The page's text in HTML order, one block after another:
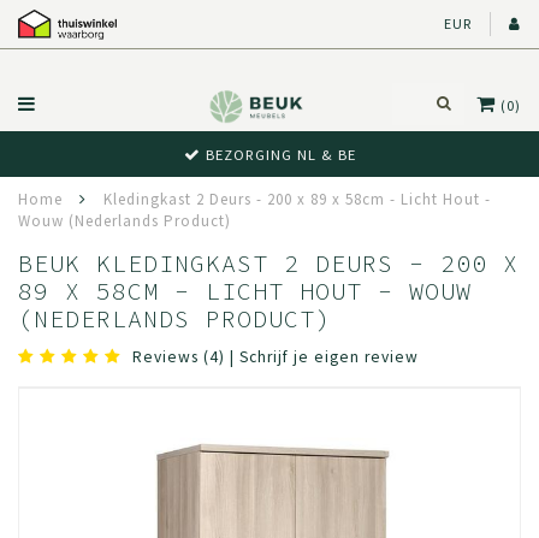
EUR
(0)
BEWUST RETOUR
Home
Kledingkast 2 Deurs - 200 x 89 x 58cm - Licht Hout -
Wouw (Nederlands Product)
BEUK KLEDINGKAST 2 DEURS - 200 X
89 X 58CM - LICHT HOUT - WOUW
(NEDERLANDS PRODUCT)
Reviews (4) | Schrijf je eigen review